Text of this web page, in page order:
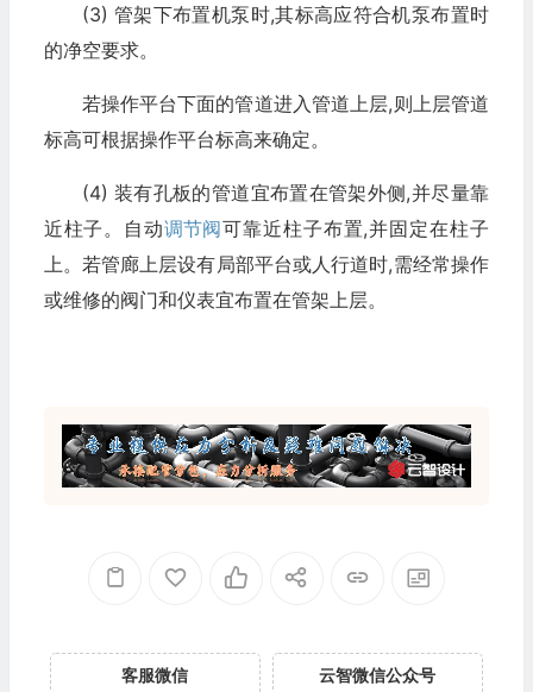
(3) 管架下布置机泵时,其标高应符合机泵布置时
的净空要求。
若操作平台下面的管道进入管道上层,则上层管道
标高可根据操作平台标高来确定。
(4) 装有孔板的管道宜布置在管架外侧,并尽量靠
近柱子。自动调节阀可靠近柱子布置,并固定在柱子
上。若管廊上层设有局部平台或人行道时,需经常操作
或维修的阀门和仪表宜布置在管架上层。
客服微信
云智微信公众号